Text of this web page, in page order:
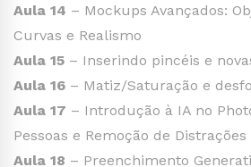
Aula 14 – Mockups Avançados:
Curvas e Realismo
Aula 15 – Inserindo pincéis e
Aula 16 – Matiz/Saturação e
Aula 17 – Introdução à IA no
Pessoas e Remoção de Distrações
Aula 18 – Preenchimento